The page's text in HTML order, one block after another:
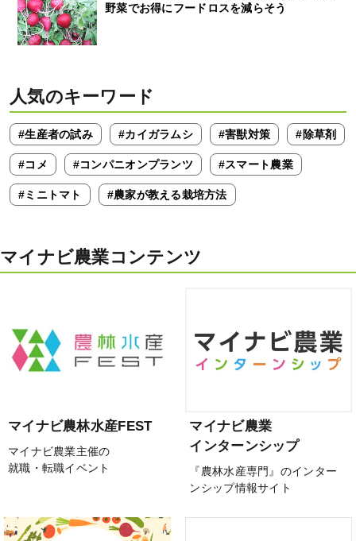
野菜でお得にフードロスを減らそう
人気のキーワード
#生産者の試み #カイガラムシ #害獣対策 #除草剤
#コメ #コンパニオンプランツ #スマート農業
#ミニトマト #農家が教える栽培方法
マイナビ農業コンテンツ
マイナビ農林水産FEST
マイナビ農業主催の
就職・転職イベント
マイナビ農業
インターンシップ
『農林水産専門』のインター
ンシップ情報サイト